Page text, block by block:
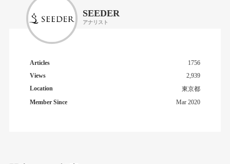
SEEDER
アナリスト
Articles
1756
Views
2,939
Location
東京都
Member Since
Mar 2020